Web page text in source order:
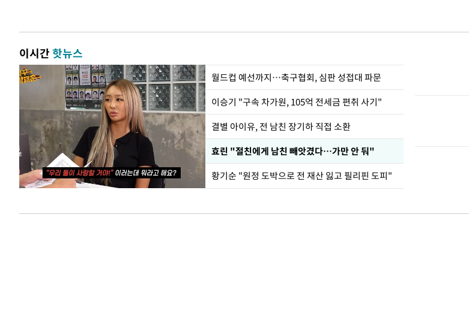
이시간핫뉴스
월드컵 예선까지…축구협회, 심판 성접대 파문
이승기 "구속 차가원, 105억 전세금 편취 사기"
결별 아이유, 전 남친 장기하 직접 소환
효린 "절친에게 남친 빼앗겼다…가만 안 둬"
황기순 "원정 도박으로 전 재산 잃고 필리핀 도피"